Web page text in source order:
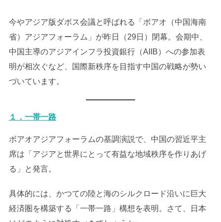
今やアジア版ダボス会議と呼ばれる「ボアオ（中国海南
省）アジアフォーラム」が昨日（29日）閉幕。会期中、
中国主導のアジアインフラ投資銀行（AIIB）への参加表
明が相次ぐなど、国際新秩序を目指す中国の戦略が勢い
づいています。
１．一帯一路
ボアオアジアフォーラムの基調演説で、中国の習近平主
席は「アジアと世界にとって有益な地域秩序を作りあげ
る」と発言。
具体的には、かつての陸と海のシルクロード沿いに巨大
経済圏を構築する「一帯一路」構想を表明。さて、日本